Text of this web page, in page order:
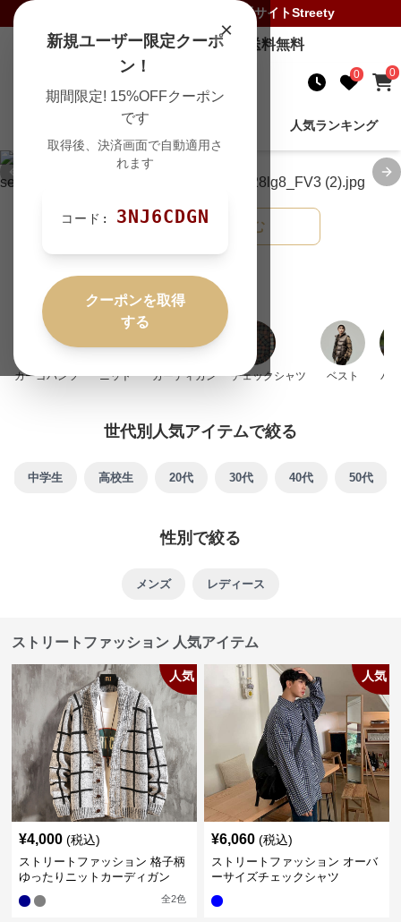
×
新規ユーザー限定クーポ
ン！
期間限定! 15%OFFクーポン
です
取得後、決済画面で自動適用さ
れます
コード: 3NJ6CDGN
クーポンを取得
する
専門通販サイトStreety
7,000円以上のご購入で送料無料
0 0
人気ランキング
Previous slide
商品を絞り込む
人気のカテゴリ
カーゴパンツ ニット カーディガン チェックシャツ ベスト パ
世代別人気アイテムで絞る
中学生 高校生 20代 30代 40代 50代
性別で絞る
メンズ レディース
ストリートファッション 人気アイテム
人気
¥4,000 (税込)
ストリートファッション 格子柄
ゆったりニットカーディガン
全2色
人気
¥6,060 (税込)
ストリートファッション オーバ
ーサイズチェックシャツ